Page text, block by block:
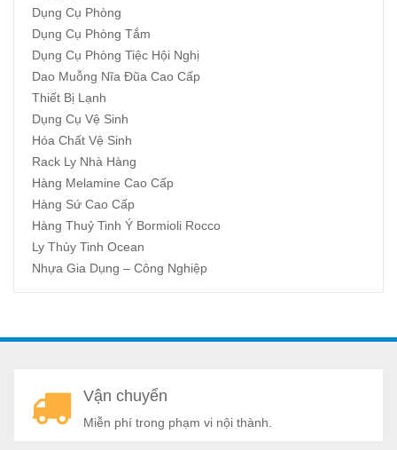
Dụng Cụ Phòng
Dụng Cụ Phòng Tắm
Dụng Cụ Phòng Tiệc Hội Nghị
Dao Muỗng Nĩa Đũa Cao Cấp
Thiết Bị Lạnh
Dụng Cụ Vệ Sinh
Hóa Chất Vệ Sinh
Rack Ly Nhà Hàng
Hàng Melamine Cao Cấp
Hàng Sứ Cao Cấp
Hàng Thuỷ Tinh Ý Bormioli Rocco
Ly Thủy Tinh Ocean
Nhựa Gia Dụng – Công Nghiệp
Vận chuyển
Miễn phí trong phạm vi nội thành.